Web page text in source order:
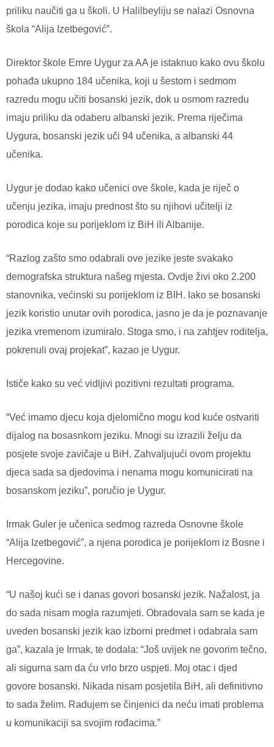
priliku naučiti ga u školi. U Halilbeyliju se nalazi Osnovna
škola “Alija Izetbegović”.
Direktor škole Emre Uygur za AA je istaknuo kako ovu školu
pohađa ukupno 184 učenika, koji u šestom i sedmom
razredu mogu učiti bosanski jezik, dok u osmom razredu
imaju priliku da odaberu albanski jezik. Prema riječima
Uygura, bosanski jezik uči 94 učenika, a albanski 44
učenika.
Uygur je dodao kako učenici ove škole, kada je riječ o
učenju jezika, imaju prednost što su njihovi učitelji iz
porodica koje su porijeklom iz BiH ili Albanije.
“Razlog zašto smo odabrali ove jezike jeste svakako
demografska struktura našeg mjesta. Ovdje živi oko 2.200
stanovnika, većinski su porijeklom iz BIH. Iako se bosanski
jezik koristio unutar ovih porodica, jasno je da je poznavanje
jezika vremenom izumiralo. Stoga smo, i na zahtjev roditelja,
pokrenuli ovaj projekat”, kazao je Uygur.
Ističe kako su već vidljivi pozitivni rezultati programa.
“Već imamo djecu koja djelomično mogu kod kuće ostvariti
dijalog na bosasnkom jeziku. Mnogi su izrazili želju da
posjete svoje zavičaje u BiH. Zahvaljujući ovom projektu
djeca sada sa djedovima i nenama mogu komunicirati na
bosanskom jeziku”, poručio je Uygur.
Irmak Guler je učenica sedmog razreda Osnovne škole
“Alija Izetbegović”, a njena porodica je porijeklom iz Bosne i
Hercegovine.
“U našoj kući se i danas govori bosanski jezik. Nažalost, ja
do sada nisam mogla razumjeti. Obradovala sam se kada je
uveden bosanski jezik kao izborni predmet i odabrala sam
ga”, kazala je Irmak, te dodala: “Još uvijek ne govorim tečno,
ali sigurna sam da ću vrlo brzo uspjeti. Moj otac i djed
govore bosanski. Nikada nisam posjetila BiH, ali definitivno
to sada želim. Radujem se činjenici da neću imati problema
u komunikaciji sa svojim rođacima.”